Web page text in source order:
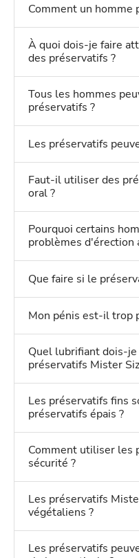
Comment un
À quoi dois-je faire
des préservatifs ?
Tous les hommes
préservatifs ?
Les préservatifs
Faut-il utiliser des
oral ?
Pourquoi certains
problèmes d'érection
Que faire si le
Mon pénis est-il trop
Quel lubrifiant dois-
préservatifs Mister
Les préservatifs fins
préservatifs épais ?
Comment utiliser les
sécurité ?
Les préservatifs
végétaliens ?
Les préservatifs